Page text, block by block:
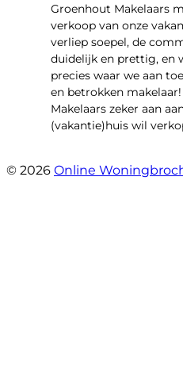
Groenhout Makelaars
verkoop van onze
verliep soepel, de
duidelijk en prettig, en
precies waar we aan
en betrokken
Makelaars zeker aan
(vakantie)huis wil
© 2026 Online